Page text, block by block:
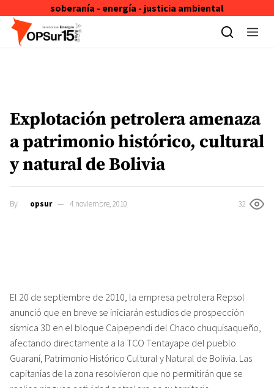
soberanía - energía - justicia ambiental
Skip to content
Explotación petrolera amenaza
a patrimonio histórico, cultural
y natural de Bolivia
By opsur 4 noviembre, 2010 32
El 20 de septiembre de 2010, la empresa petrolera Repsol
anunció que en breve se iniciarán estudios de prospección
sísmica 3D en el bloque Caipependi del Chaco chuquisaqueño,
afectando directamente a la TCO Tentayape del pueblo
Guaraní, Patrimonio Histórico Cultural y Natural de Bolivia. Las
capitanías de la zona resolvieron que no permitirán que se